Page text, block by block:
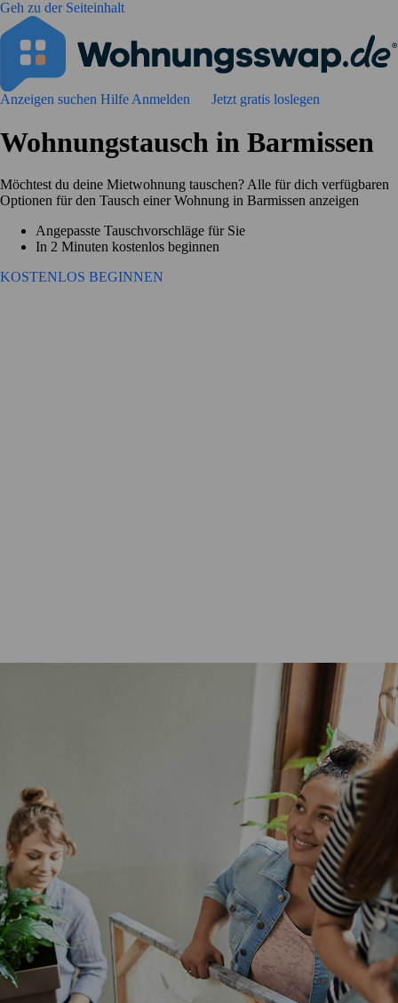
Geh zu der Seiteinhalt
Anzeigen suchen Hilfe Anmelden Jetzt gratis loslegen
Wohnungstausch in Barmissen
Möchtest du deine Mietwohnung tauschen? Alle für dich verfügbaren
Optionen für den Tausch einer Wohnung in Barmissen anzeigen
Angepasste Tauschvorschläge für Sie
In 2 Minuten kostenlos beginnen
KOSTENLOS BEGINNEN